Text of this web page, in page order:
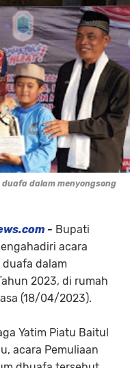
dalam menyongsong
- Bupati
acara
dalam
2023, di rumah
(18/04/2023).
Yatim Piatu Baitul
acara Pemuliaan